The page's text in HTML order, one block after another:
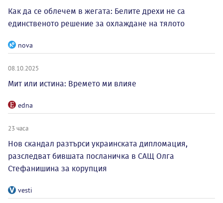
Как да се облечем в жегата: Белите дрехи не са
единственото решение за охлаждане на тялото
nova
08.10.2025
Мит или истина: Времето ми влияе
edna
23 часа
Нов скандал разтърси украинската дипломация,
разследват бившата посланичка в САЩ Олга
Стефанишина за корупция
vesti